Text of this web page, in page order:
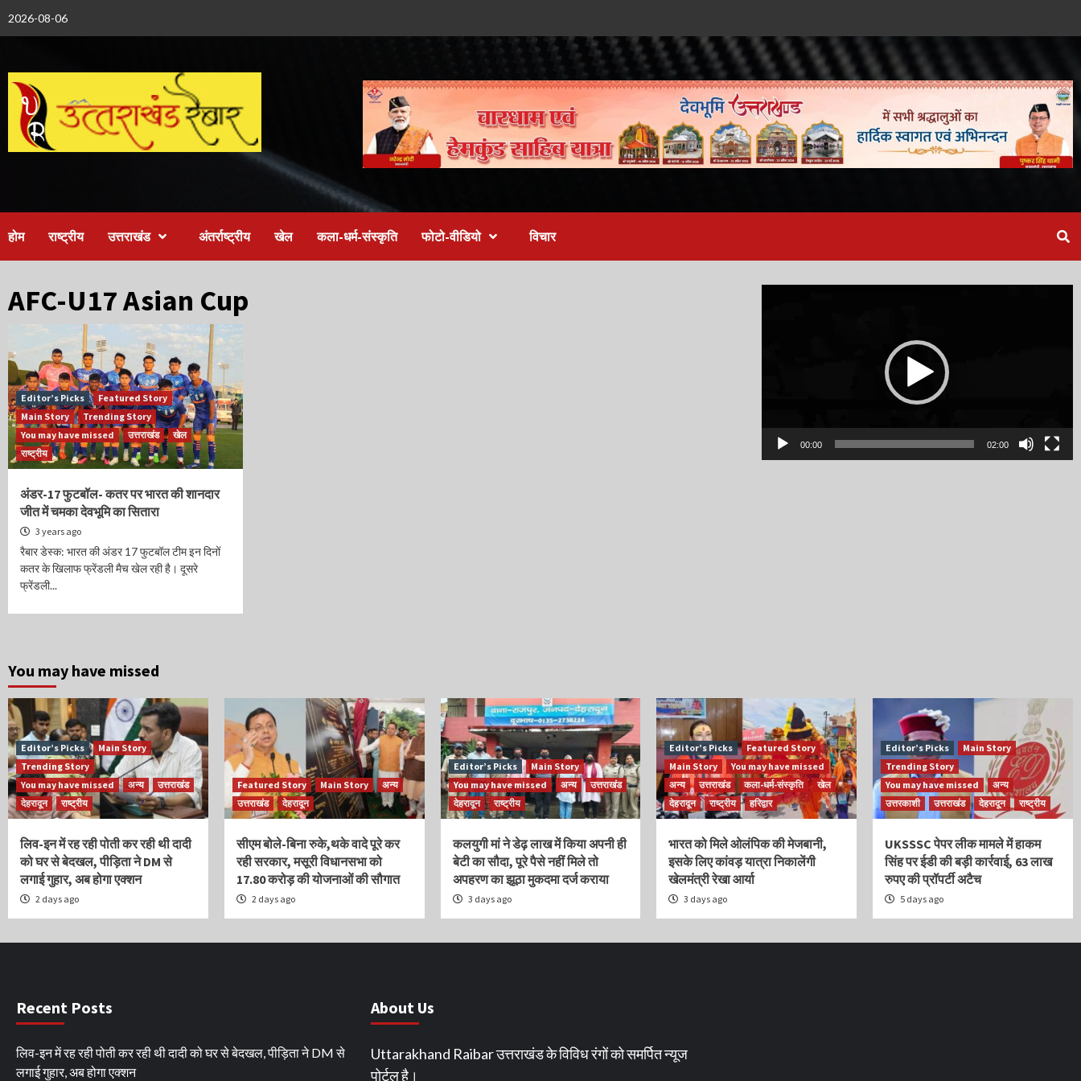
2026-08-06
होम राष्ट्रीय उत्तराखंड अंतर्राष्ट्रीय खेल कला-धर्म-संस्कृति फोटो-वीडियो विचार
AFC-U17 Asian Cup
Editor’s Picks
Featured Story
Main Story
Trending Story
You may have missed
उत्तराखंड
खेल
राष्ट्रीय
अंडर-17 फुटबॉल- कतर पर भारत की शानदार
जीत में चमका देवभूमि का सितारा
3 years ago
रैबार डेस्क: भारत की अंडर 17 फुटबॉल टीम इन दिनों
कतर के खिलाफ फ्रेंडली मैच खेल रही है। दूसरे
फ्रेंडली...
00:00 02:00
You may have missed
Editor’s Picks
Main Story
Trending Story
You may have missed
अन्य
उत्तराखंड
देहरादून
राष्ट्रीय
लिव-इन में रह रही पोती कर रही थी दादी
को घर से बेदखल, पीड़िता ने DM से
लगाई गुहार, अब होगा एक्शन
2 days ago
Featured Story Main Story
अन्य
उत्तराखंड
देहरादून
सीएम बोले-बिना रुके,थके वादे पूरे कर
रही सरकार, मसूरी विधानसभा को
17.80 करोड़ की योजनाओं की सौगात
2 days ago
Editor’s Picks
Main Story
You may have missed
अन्य
उत्तराखंड
देहरादून
राष्ट्रीय
कलयुगी मां ने डेढ़ लाख में किया अपनी ही
बेटी का सौदा, पूरे पैसे नहीं मिले तो
अपहरण का झूठा मुकदमा दर्ज कराया
3 days ago
Editor’s Picks
Featured Story
Main Story
You may have missed
अन्य
उत्तराखंड कला-धर्म-संस्कृति
खेल
देहरादून
राष्ट्रीय हरिद्वार
भारत को मिले ओलंपिक की मेजबानी,
इसके लिए कांवड़ यात्रा निकालेंगी
खेलमंत्री रेखा आर्या
3 days ago
Editor’s Picks
Main Story
Trending Story
You may have missed
अन्य
उत्तरकाशी
उत्तराखंड देहरादून राष्ट्रीय
UKSSSC पेपर लीक मामले में हाकम
सिंह पर ईडी की बड़ी कार्रवाई, 63 लाख
रुपए की प्रॉपर्टी अटैच
5 days ago
Recent Posts
लिव-इन में रह रही पोती कर रही थी दादी को घर से बेदखल, पीड़िता ने DM से
लगाई गुहार, अब होगा एक्शन
About Us
Uttarakhand Raibar उत्तराखंड के विविध रंगों को समर्पित न्यूज
पोर्टल है।